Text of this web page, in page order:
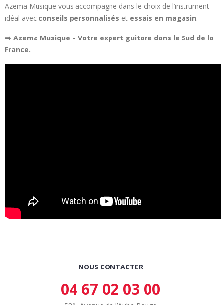
Azema Musique vous accompagne dans le choix de l’instrument
idéal avec conseils personnalisés et essais en magasin.
➡️ Azema Musique – Votre expert guitare dans le Sud de la
France.
NOUS CONTACTER
04 67 02 03 00